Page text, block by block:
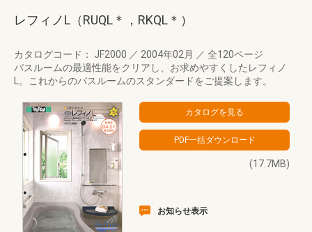
レフィノL（RUQL＊，RKQL＊）
カタログコード： JF2000 ／ 2004年02月 ／ 全120ページ
バスルームの最適性能をクリアし、お求めやすくしたレフィノ
L。これからのバスルームのスタンダードをご提案します。
(17.7MB)
お知らせ表示